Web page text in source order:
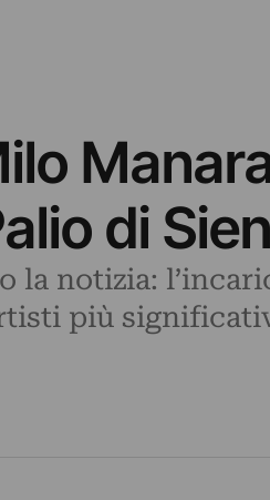
di
la notizia:
più